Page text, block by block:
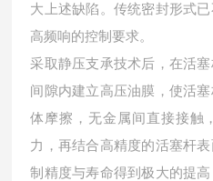
大上述缺陷。传统密封形式
高频响的控制要求。
采取静压支承技术后，在活
间隙内建立高压油膜，使活
体摩擦，无金属间直接接触
力，再结合高精度的活塞杆
制精度与寿命得到极大的提